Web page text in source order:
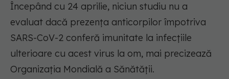
Începând cu 24 aprilie, niciun studiu nu a
evaluat dacă prezența anticorpilor împotriva
SARS-CoV-2 conferă imunitate la infecțiile
ulterioare cu acest virus la om, mai precizează
Organizația Mondială a Sănătății.